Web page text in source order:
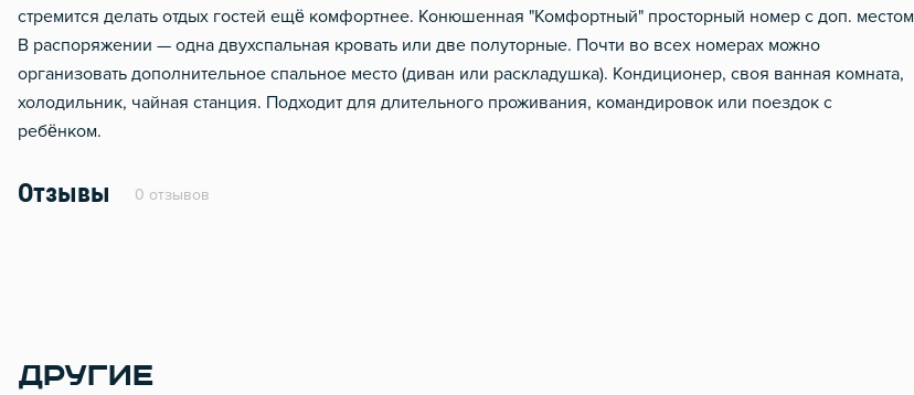
стремится делать отдых гостей ещё комфортнее. Конюшенная "Комфортный" просторный номер с доп. местом
В распоряжении — одна двухспальная кровать или две полуторные. Почти во всех номерах можно
организовать дополнительное спальное место (диван или раскладушка). Кондиционер, своя ванная комната,
холодильник, чайная станция. Подходит для длительного проживания, командировок или поездок с
ребёнком.
Отзывы 0 отзывов
ДРУГИЕ